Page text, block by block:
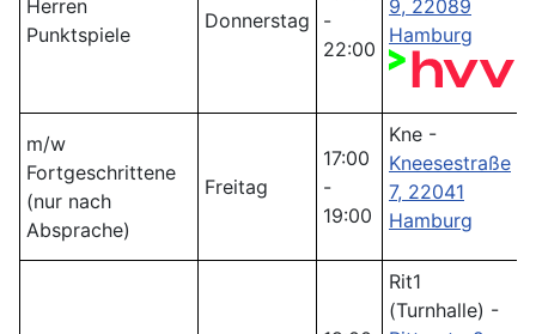
Herren
Punktspiele
Donnerstag
-
22:00
9, 22089
Hamburg
m/w
Fortgeschrittene
(nur nach
Absprache)
Freitag
17:00
-
19:00
Kne -
Kneesestraße
7, 22041
Hamburg
Rit1
(Turnhalle) -